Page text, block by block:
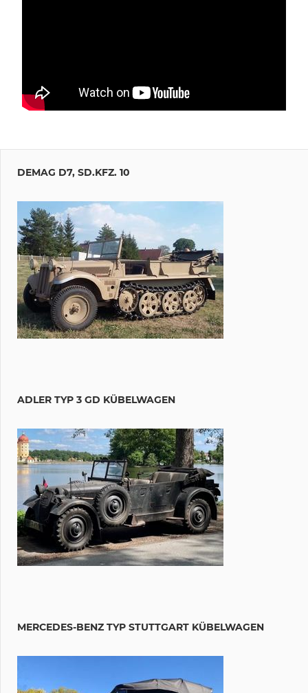
DEMAG D7, SD.KFZ. 10
ADLER TYP 3 GD KÜBELWAGEN
MERCEDES-BENZ TYP STUTTGART KÜBELWAGEN